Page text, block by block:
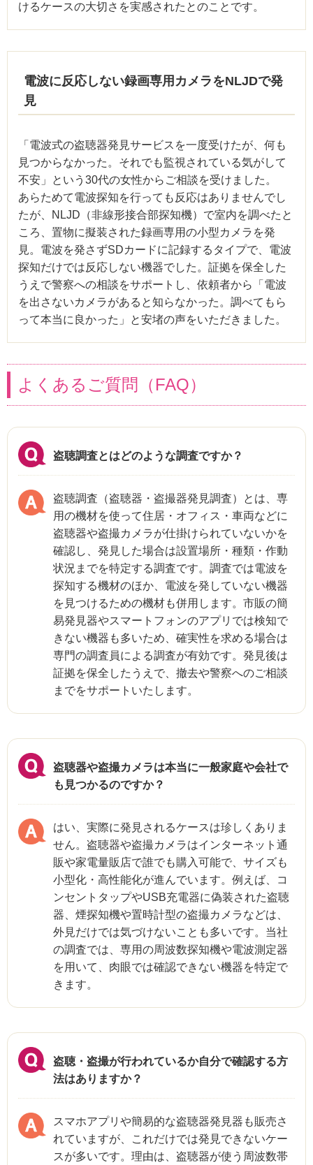
けるケースの大切さを実感されたとのことです。
電波に反応しない録画専用カメラをNLJDで発
見
「電波式の盗聴器発見サービスを一度受けたが、何も
見つからなかった。それでも監視されている気がして
不安」という30代の女性からご相談を受けました。
あらためて電波探知を行っても反応はありませんでし
たが、NLJD（非線形接合部探知機）で室内を調べたと
ころ、置物に擬装された録画専用の小型カメラを発
見。電波を発さずSDカードに記録するタイプで、電波
探知だけでは反応しない機器でした。証拠を保全した
うえで警察への相談をサポートし、依頼者から「電波
を出さないカメラがあると知らなかった。調べてもら
って本当に良かった」と安堵の声をいただきました。
よくあるご質問（FAQ）
盗聴調査とはどのような調査ですか？
盗聴調査（盗聴器・盗撮器発見調査）とは、専
用の機材を使って住居・オフィス・車両などに
盗聴器や盗撮カメラが仕掛けられていないかを
確認し、発見した場合は設置場所・種類・作動
状況までを特定する調査です。調査では電波を
探知する機材のほか、電波を発していない機器
を見つけるための機材も併用します。市販の簡
易発見器やスマートフォンのアプリでは検知で
きない機器も多いため、確実性を求める場合は
専門の調査員による調査が有効です。発見後は
証拠を保全したうえで、撤去や警察へのご相談
までをサポートいたします。
盗聴器や盗撮カメラは本当に一般家庭や会社で
も見つかるのですか？
はい、実際に発見されるケースは珍しくありま
せん。盗聴器や盗撮カメラはインターネット通
販や家電量販店で誰でも購入可能で、サイズも
小型化・高性能化が進んでいます。例えば、コ
ンセントタップやUSB充電器に偽装された盗聴
器、煙探知機や置時計型の盗撮カメラなどは、
外見だけでは気づけないことも多いです。当社
の調査では、専用の周波数探知機や電波測定器
を用いて、肉眼では確認できない機器を特定で
きます。
盗聴・盗撮が行われているか自分で確認する方
法はありますか？
スマホアプリや簡易的な盗聴器発見器も販売さ
れていますが、これだけでは発見できないケー
スが多いです。理由は、盗聴器が使う周波数帯